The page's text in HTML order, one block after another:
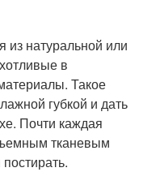
из натуральной или
в
Такое
губкой и дать
Почти каждая
тканевым